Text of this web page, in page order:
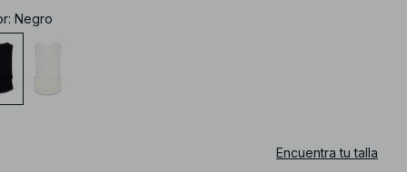
: Negro
Encuentra tu talla